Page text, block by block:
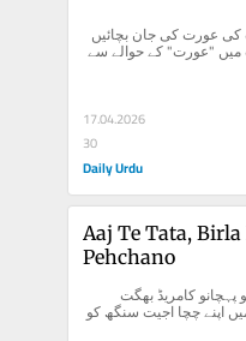
سرائیکی وسیب میں "عورت" کے حوالے سے
17.04.2026
30
Daily Urdu
Aaj Te Tata, Birla
Pehchano
آج کے ٹاٹا، برلا کو پہچانو کامریڈ بھگت
سنگھ اپنے گھر میں اپنے چچا اجیت سنگھ کو